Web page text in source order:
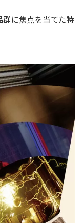
に焦点を当てた特